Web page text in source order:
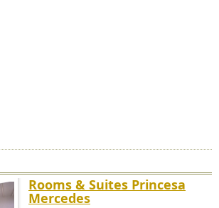
Rooms & Suites Princesa
Mercedes